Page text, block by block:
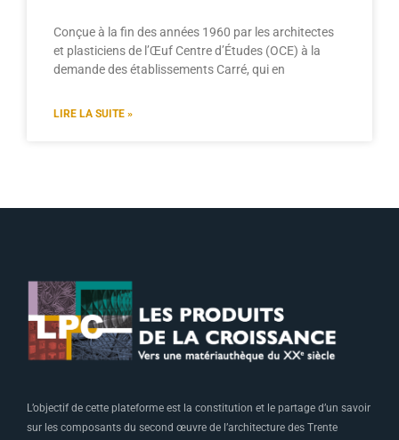
Conçue à la fin des années 1960 par les architectes
et plasticiens de l’Œuf Centre d’Études (OCE) à la
demande des établissements Carré, qui en
LIRE LA SUITE »
L’objectif de cette plateforme est la constitution et le partage d’un savoir
sur les composants du second œuvre de l’architecture des Trente